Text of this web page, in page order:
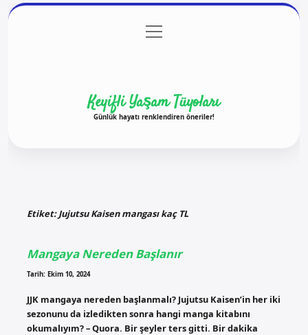
Gizlilik Politikası
menüyü
aç
Keyifli Yaşam Tüyoları
Günlük hayatı renklendiren öneriler!
Etiket:Jujutsu Kaisen mangası kaç TL
Mangaya Nereden Başlanır
Tarih: Ekim 10, 2024
JJK mangaya nereden başlanmalı? Jujutsu Kaisen’in her iki
sezonunu da izledikten sonra hangi manga kitabını
okumalıyım? – Quora. Bir şeyler ters gitti. Bir dakika